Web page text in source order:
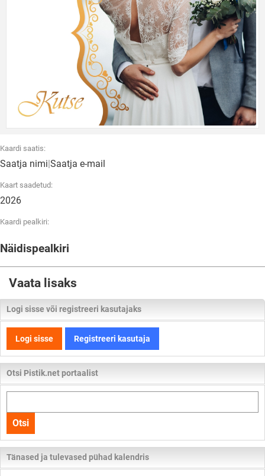
Kaardi saatis:
Saatja nimi|Saatja e-mail
Kaart saadetud:
2026
Kaardi pealkiri:
Näidispealkiri
Vaata lisaks
Logi sisse või registreeri kasutajaks
Logi sisse Registreeri kasutaja
Otsi Pistik.net portaalist
kogu
lehelt
Otsi
Tänased ja tulevased pühad kalendris